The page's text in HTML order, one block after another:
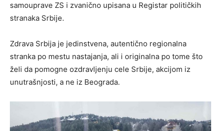
samouprave ZS i zvanično upisana u Registar političkih
stranaka Srbije.
Zdrava Srbija je jedinstvena, autentično regionalna
stranka po mestu nastajanja, ali i originalna po tome što
želi da pomogne ozdravljenju cele Srbije, akcijom iz
unutrašnjosti, a ne iz Beograda.